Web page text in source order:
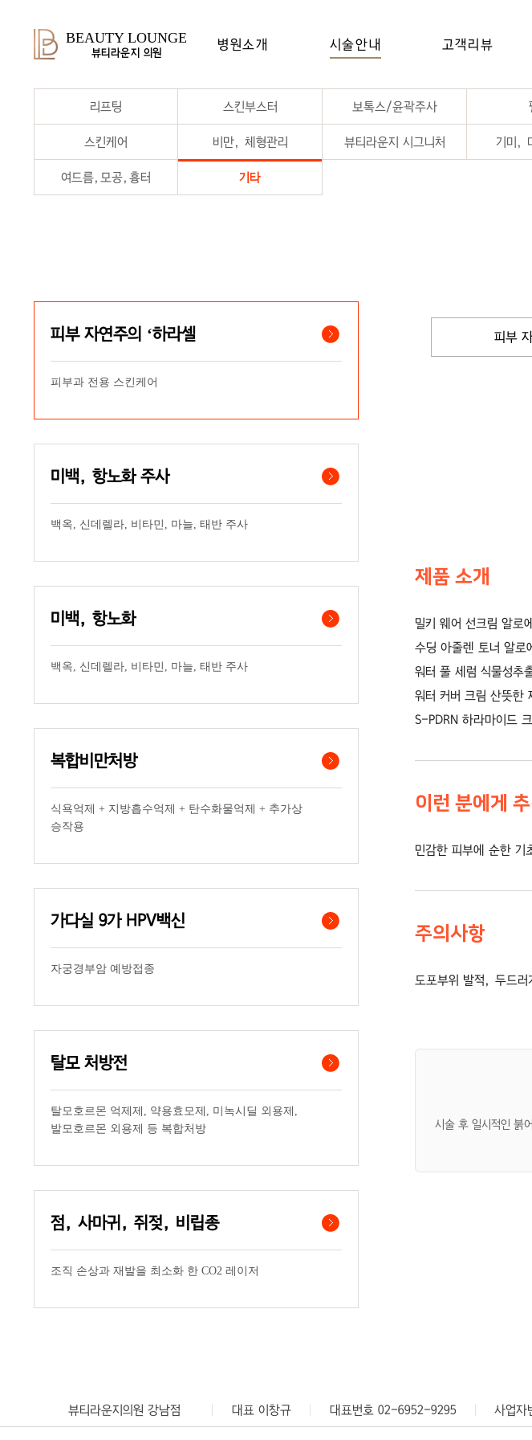
BEAUTY LOUNGE
뷰티라운지 의원
병원소개 시술안내 고객리뷰
리프팅 스킨부스터 보톡스/윤곽주사
스킨케어 비만, 체형관리 뷰티라운지 시그니처 기미,
여드름,모공,흉터 기타
피부 자연주의 ‘하라셀
피부과 전용 스킨케어
미백, 항노화 주사
백옥, 신데렐라, 비타민, 마늘, 태반 주사
미백, 항노화
백옥, 신데렐라, 비타민, 마늘, 태반 주사
복합비만처방
식욕억제 + 지방흡수억제 + 탄수화물억제 + 추가상
승작용
가다실 9가 HPV백신
자궁경부암 예방접종
탈모 처방전
탈모호르몬 억제제, 약용효모제, 미녹시딜 외용제,
발모호르몬 외용제 등 복합처방
점, 사마귀, 쥐젖, 비립종
조직 손상과 재발을 최소화 한 CO2 레이저
피부
제품 소개
밀키 웨어 선크림 알로
수딩 아줄렌 토너 알로
워터 풀 세럼 식물성추
워터 커버 크림 산뜻한
S-PDRN 하라마이드
이런 분에게
민감한 피부에 순한 기
주의사항
도포부위 발적, 두드
시술 후 일시적인 붉
뷰티라운지의원 강남점 대표 이창규 대표번호 02-6952-9295 사업
뷰티라운지의원 명동점
대표 김혜린 대표번호 02-6952-7971 사업자번호